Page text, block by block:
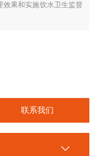
果和实施饮水卫生监督
联系我们